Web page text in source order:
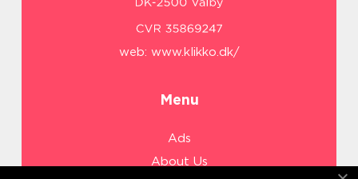
web: www.klikko.dk/
Menu
Ads
About Us